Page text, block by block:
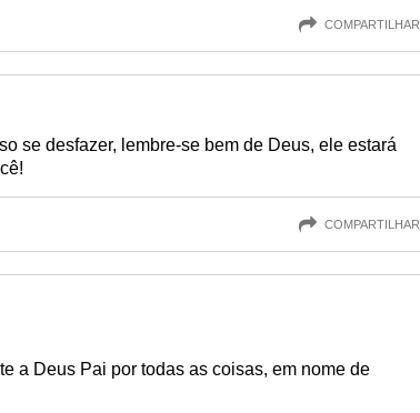
COMPARTILHAR
se desfazer, lembre-se bem de Deus, ele estará
COMPARTILHAR
a Deus Pai por todas as coisas, em nome de